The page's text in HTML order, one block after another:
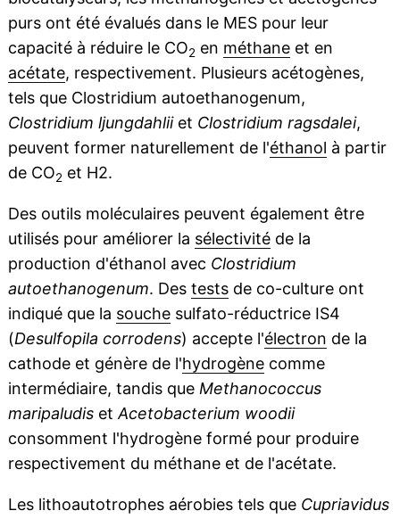
purs ont été évalués dans le MES pour leur
capacité à réduire le CO2 en méthaneet en
acétate, respectivement. Plusieurs acétogènes,
tels que Clostridium autoethanogenum,
Clostridium ljungdahliiet Clostridium ragsdalei,
peuvent former naturellement de l'éthanol à partir
de CO2 et H2.
Des outils moléculaires peuvent également être
utilisés pour améliorer la sélectivitéde la
production d'éthanol avec Clostridium
autoethanogenum. Des testsde co-culture ont
indiqué que la souchesulfato-réductrice IS4
(Desulfopila corrodens) accepte l'électron de la
cathode et génère de l'hydrogènecomme
intermédiaire, tandis que Methanococcus
maripaludisetAcetobacterium woodii
consomment l'hydrogène formé pour produire
respectivement du méthane et de l'acétate.
Les lithoautotrophes aérobies tels que Cupriavidus